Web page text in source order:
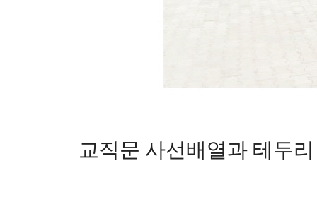
교직문 사선배열과 테두